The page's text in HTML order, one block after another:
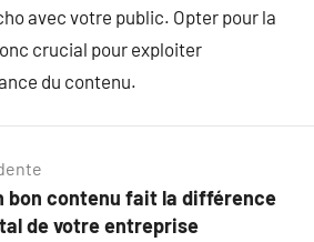
avec votre public. Opter pour la
crucial pour exploiter
du contenu.
bon contenu fait la différence
de votre entreprise